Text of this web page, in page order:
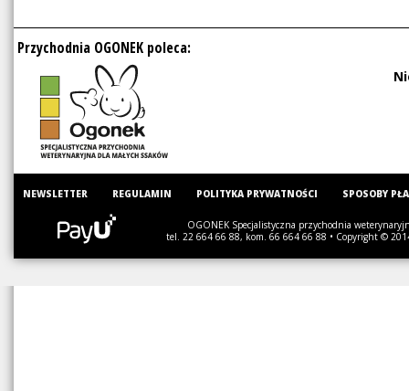
Przychodnia OGONEK poleca:
NEWSLETTER REGULAMIN POLITYKA PRYWATNOŚCI SPOSOBY
OGONEK Specjalistyczna przychodnia
tel. 22 664 66 88, kom. 66 664 66 88 • Copyright ©